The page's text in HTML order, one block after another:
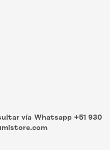
vía Whatsapp +51 930